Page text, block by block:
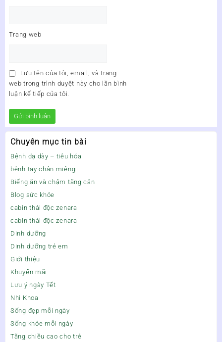
Chuyên mục tin bài
Bệnh dạ dày – tiêu hóa
bệnh tay chân miệng
Biếng ăn và chậm tăng cân
Blog sức khỏe
cabin thải độc zenara
cabin thải độc zenara
Dinh dưỡng
Dinh dưỡng trẻ em
Giới thiệu
Khuyến mãi
Lưu ý ngày Tết
Nhi Khoa
Sống đẹp mỗi ngày
Sống khỏe mỗi ngày
Tăng chiều cao cho trẻ
Trang web
Lưu tên của tôi, email, và trang
web trong trình duyệt này cho lần bình
luận kế tiếp của tôi.